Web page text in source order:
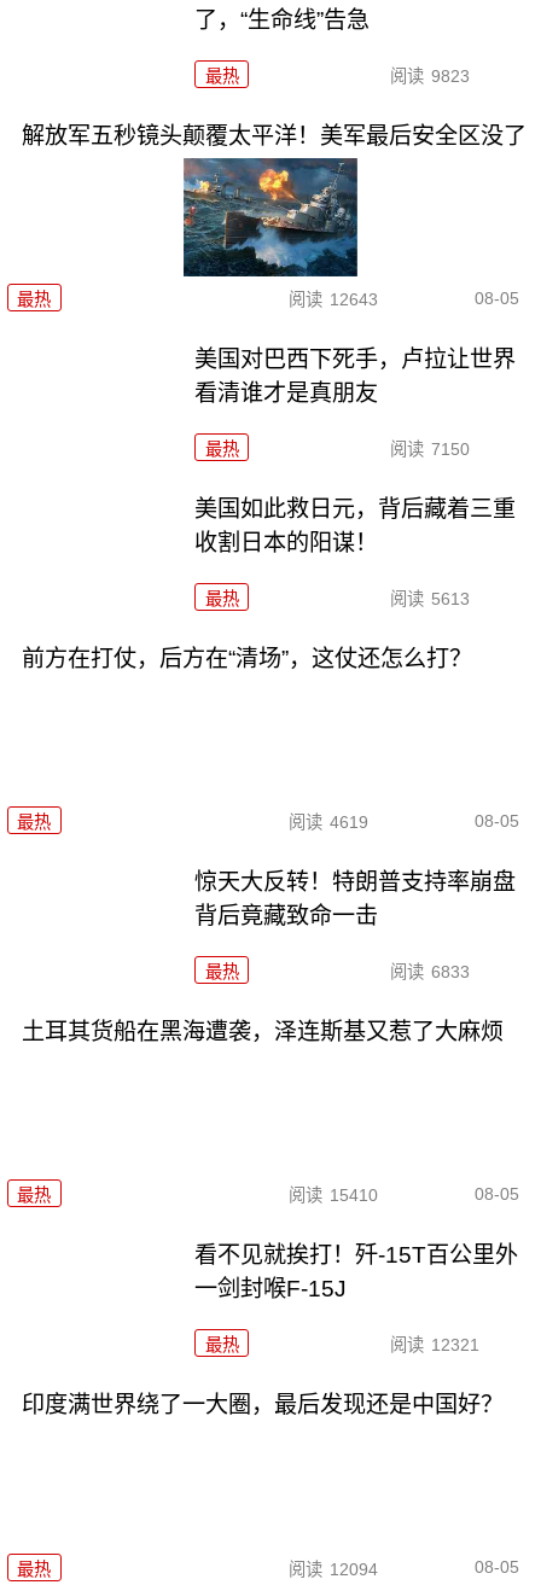
了，“生命线”告急
最热 阅读 9823
解放军五秒镜头颠覆太平洋！美军最后安全区没了
最热 阅读 12643 08-05
美国对巴西下死手，卢拉让世界
看清谁才是真朋友
最热 阅读 7150
美国如此救日元，背后藏着三重
收割日本的阳谋！
最热 阅读 5613
前方在打仗，后方在“清场”，这仗还怎么打？
最热 阅读 4619 08-05
惊天大反转！特朗普支持率崩盘
背后竟藏致命一击
最热 阅读 6833
土耳其货船在黑海遭袭，泽连斯基又惹了大麻烦
最热 阅读 15410 08-05
看不见就挨打！歼-15T百公里外
一剑封喉F-15J
最热 阅读 12321
印度满世界绕了一大圈，最后发现还是中国好？
最热 阅读 12094 08-05